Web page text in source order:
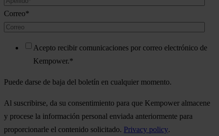
Correo*
Acepto recibir comunicaciones por correo electrónico de
Kempower.*
Puede darse de baja del boletín en cualquier momento.
Al suscribirse, da su consentimiento para que Kempower almacene
y procese la información personal enviada anteriormente para
proporcionarle el contenido solicitado. Privacy policy.